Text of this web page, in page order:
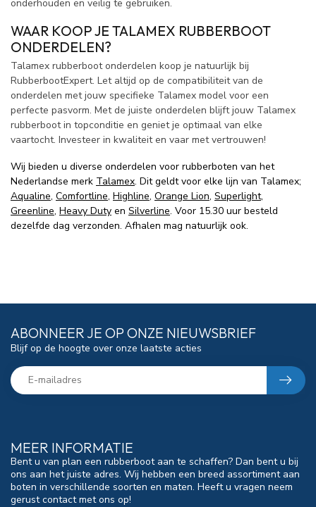
onderhouden en veilig te gebruiken.
WAAR KOOP JE TALAMEX RUBBERBOOT
ONDERDELEN?
Talamex rubberboot onderdelen koop je natuurlijk bij
RubberbootExpert. Let altijd op de compatibiliteit van de
onderdelen met jouw specifieke Talamex model voor een
perfecte pasvorm. Met de juiste onderdelen blijft jouw Talamex
rubberboot in topconditie en geniet je optimaal van elke
vaartocht. Investeer in kwaliteit en vaar met vertrouwen!
Wij bieden u diverse onderdelen voor rubberboten van het
Nederlandse merk Talamex. Dit geldt voor elke lijn van Talamex;
Aqualine, Comfortline, Highline, Orange Lion, Superlight,
Greenline, Heavy Duty en Silverline. Voor 15.30 uur besteld
dezelfde dag verzonden. Afhalen mag natuurlijk ook.
MEER INFORMATIE
Bent u van plan een rubberboot aan te schaffen? Dan bent u bij
ons aan het juiste adres. Wij hebben een breed assortiment aan
boten in verschillende soorten en maten. Heeft u vragen neem
gerust contact met ons op!
ABONNEER JE OP ONZE NIEUWSBRIEF
Blijf op de hoogte over onze laatste acties